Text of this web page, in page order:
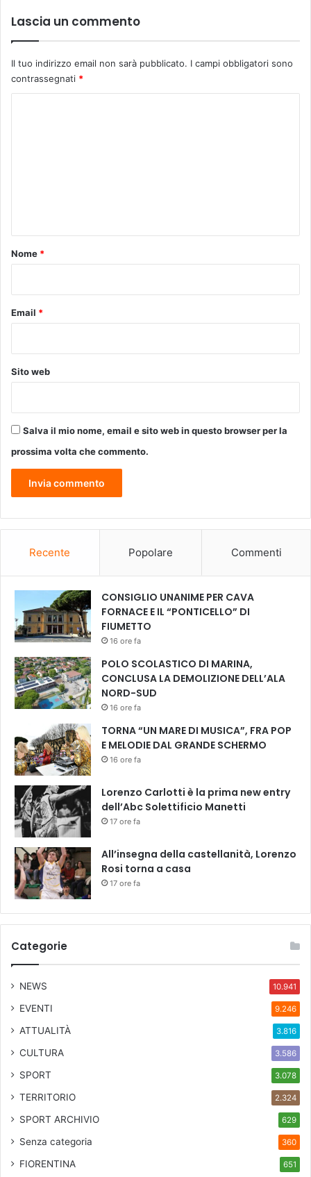
a
z
n
i
a
p
a
g
t
a
n
m
a
n
c
à
Lascia un commento
Il tuo indirizzo email non sarà pubblicato. I campi obbligatori sono
contrassegnati *
o
Nome *
Email *
Sito web
Salva il mio nome, email e sito web in questo browser per la
prossima volta che commento.
Recente Popolare Commenti
CONSIGLIO UNANIME PER CAVA
FORNACE E IL “PONTICELLO” DI
FIUMETTO
16 ore fa
POLO SCOLASTICO DI MARINA,
CONCLUSA LA DEMOLIZIONE DELL’ALA
NORD-SUD
16 ore fa
TORNA “UN MARE DI MUSICA”, FRA POP
E MELODIE DAL GRANDE SCHERMO
16 ore fa
Lorenzo Carlotti è la prima new entry
dell’Abc Solettificio Manetti
17 ore fa
All’insegna della castellanità, Lorenzo
Rosi torna a casa
17 ore fa
Categorie
NEWS 10.941
EVENTI 9.246
ATTUALITÀ 3.816
CULTURA 3.586
SPORT 3.078
TERRITORIO 2.324
SPORT ARCHIVIO 629
Senza categoria 360
FIORENTINA 651